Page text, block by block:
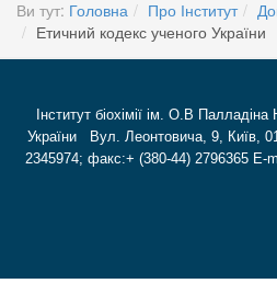
Ви тут: Головна Про Інститут
Етичний кодекс ученого України
Інститут біохімії ім. О.В
України Вул. Леонтовича, 9, Київ,
2345974; факс:+ (380-44) 2796365 E-